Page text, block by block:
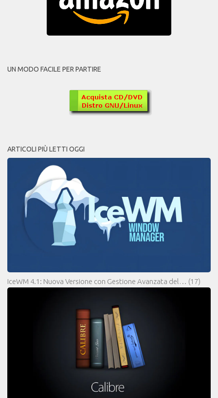
UN MODO FACILE PER PARTIRE
ARTICOLI PIÙ LETTI OGGI
IceWM 4.1: Nuova Versione con Gestione Avanzata del… (17)